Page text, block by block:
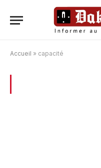
Accueil » capacité